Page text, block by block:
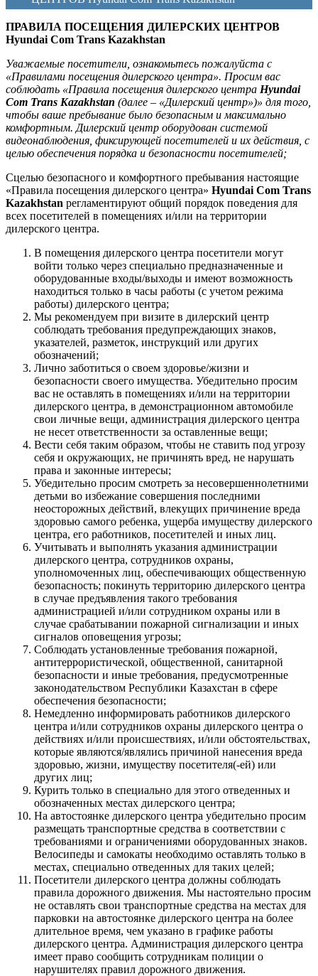
ПРАВИЛА ПОСЕЩЕНИЯ ДИЛЕРСКИХ ЦЕНТРОВ
Hyundai Com Trans Kazakhstan
Уважаемые посетители, ознакомьтесь пожалуйста с
«Правилами посещения дилерского центра». Просим вас
соблюдать «Правила посещения дилерского центра Hyundai
Com Trans Kazakhstan (далее – «Дилерский центр»)» для того,
чтобы ваше пребывание было безопасным и максимально
комфортным. Дилерский центр оборудован системой
видеонаблюдения, фиксирующей посетителей и их действия, с
целью обеспечения порядка и безопасности посетителей;
Cцелью безопасного и комфортного пребывания настоящие
«Правила посещения дилерского центра» Hyundai Com Trans
Kazakhstan регламентируют общий порядок поведения для
всех посетителей в помещениях и/или на территории
дилерского центра.
В помещения дилерского центра посетители могут
войти только через специально предназначенные и
оборудованные входы/выходы и имеют возможность
находиться только в часы работы (с учетом режима
работы) дилерского центра;
Мы рекомендуем при визите в дилерский центр
соблюдать требования предупреждающих знаков,
указателей, разметок, инструкций или других
обозначений;
Лично заботиться о своем здоровье/жизни и
безопасности своего имущества. Убедительно просим
вас не оставлять в помещениях и/или на территории
дилерского центра, в демонстрационном автомобиле
свои личные вещи, администрация дилерского центра
не несет ответственности за оставленные вещи;
Вести себя таким образом, чтобы не ставить под угрозу
себя и окружающих, не причинять вред, не нарушать
права и законные интересы;
Убедительно просим смотреть за несовершеннолетними
детьми во избежание совершения последними
неосторожных действий, влекущих причинение вреда
здоровью самого ребенка, ущерба имуществу дилерского
центра, его работников, посетителей и иных лиц.
Учитывать и выполнять указания администрации
дилерского центра, сотрудников охраны,
уполномоченных лиц, обеспечивающих общественную
безопасность; покинуть территорию дилерского центра
в случае предъявления такого требования
администрацией и/или сотрудником охраны или в
случае срабатывании пожарной сигнализации и иных
сигналов оповещения угрозы;
Соблюдать установленные требования пожарной,
антитеррористической, общественной, санитарной
безопасности и иные требования, предусмотренные
законодательством Республики Казахстан в сфере
обеспечения безопасности;
Немедленно информировать работников дилерского
центра и/или сотрудников охраны дилерского центра о
действиях и/или происшествиях, и/или обстоятельствах,
которые являются/являлись причиной нанесения вреда
здоровью, жизни, имуществу посетителя(-ей) или
других лиц;
Курить только в специально для этого отведенных и
обозначенных местах дилерского центра;
На автостоянке дилерского центра убедительно просим
размещать транспортные средства в соответствии с
требованиями и ограничениями оборудованных знаков.
Велосипеды и самокаты необходимо оставлять только в
местах, специально отведенных для таких целей;
Посетители дилерского центра должны соблюдать
правила дорожного движения. Мы настоятельно просим
не оставлять свои транспортные средства на местах для
парковки на автостоянке дилерского центра на более
длительное время, чем указано в графике работы
дилерского центра. Администрация дилерского центра
имеет право сообщить сотрудникам полиции о
нарушителях правил дорожного движения.